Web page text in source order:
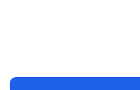
Medical WordPress theme